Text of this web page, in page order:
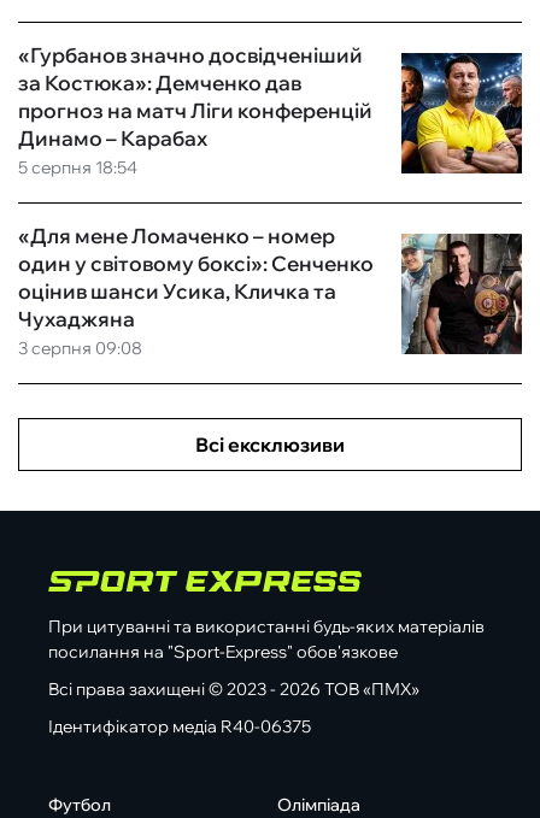
5 серпня 18:54
«Гурбанов значно досвідченіший
за Костюка»: Демченко дав
прогноз на матч Ліги конференцій
Динамо – Карабах
3 серпня 09:08
«Для мене Ломаченко – номер
один у світовому боксі»: Сенченко
оцінив шанси Усика, Кличка та
Чухаджяна
Всі ексклюзиви
При цитуванні та використанні будь-яких матеріалів
посилання на "Sport-Express" обов'язкове
Всі права захищені © 2023 - 2026 ТОВ «ПМХ»
Ідентифікатор медіа R40-06375
Футбол
Олімпіада